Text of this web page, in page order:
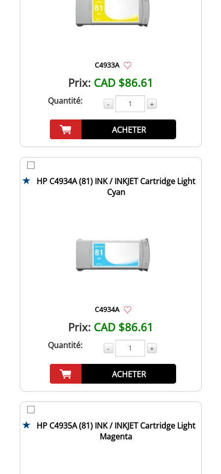
C4933A
Prix: CAD $86.61
Quantité: - +
ACHETER
HP C4934A (81) INK / INKJET Cartridge Light
Cyan
C4934A
Prix: CAD $86.61
Quantité: - +
ACHETER
HP C4935A (81) INK / INKJET Cartridge Light
Magenta